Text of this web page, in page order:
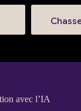
avec l’IA